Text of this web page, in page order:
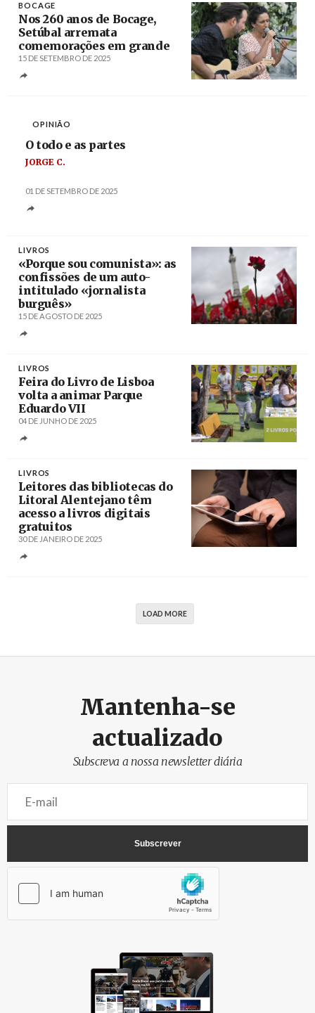
BOCAGE
Nos 260 anos de Bocage,
Setúbal arremata
comemorações em grande
15 DE SETEMBRO DE 2025
OPINIÃO
O todo e as partes
JORGE C.
01 DE SETEMBRO DE 2025
LIVROS
«Porque sou comunista»: as
confissões de um auto-
intitulado «jornalista
burguês»
15 DE AGOSTO DE 2025
LIVROS
Feira do Livro de Lisboa
volta a animar Parque
Eduardo VII
04 DE JUNHO DE 2025
LIVROS
Leitores das bibliotecas do
Litoral Alentejano têm
acesso a livros digitais
gratuitos
30 DE JANEIRO DE 2025
LOAD MORE
Mantenha-se
actualizado
Subscreva a nossa newsletter diária